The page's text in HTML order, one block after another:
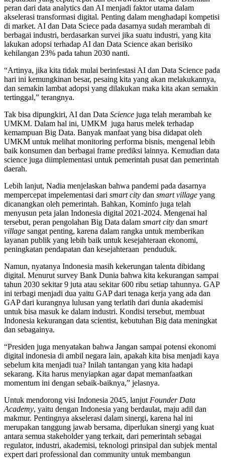
peran dari data analytics dan AI menjadi faktor utama dalam
akselerasi transformasi digital. Penting dalam menghadapi kompetisi
di market. AI dan Data Sciece pada dasarnya sudah merambah di
berbagai industri, berdasarkan survei jika suatu industri, yang kita
lakukan adopsi terhadap AI dan Data Science akan berisiko
kehilangan 23% pada tahun 2030 nanti.
“Artinya, jika kita tidak mulai berinfestasi AI dan Data Science pada
hari ini kemungkinan besar, pesaing kita yang akan melakukannya,
dan semakin lambat adopsi yang dilakukan maka kita akan semakin
tertinggal,” terangnya.
Tak bisa dipungkiri, AI dan Data Science juga telah merambah ke
UMKM. Dalam hal ini, UMKM juga harus melek terhadap
kemampuan Big Data. Banyak manfaat yang bisa didapat oleh
UMKM untuk melihat monitoring performa bisnis, mengenal lebih
baik konsumen dan berbagai frame prediksi lainnya. Kemudian data
science juga diimplementasi untuk pemerintah pusat dan pemerintah
daerah.
Lebih lanjut, Nadia menjelaskan bahwa pandemi pada dasarnya
mempercepat impelementasi dari smart city dan smart village yang
dicanangkan oleh pemerintah. Bahkan, Kominfo juga telah
menyusun peta jalan Indonesia digital 2021-2024. Mengenai hal
tersebut, peran pengolahan Big Data dalam smart city dan smart
village sangat penting, karena dalam rangka untuk memberikan
layanan publik yang lebih baik untuk kesejahteraan ekonomi,
peningkatan pendapatan dan kesejahteraan penduduk.
Namun, nyatanya Indonesia masih kekerungan talenta dibidang
digital. Menurut survey Bank Dunia bahwa kita kekurangan sampai
tahun 2030 sekitar 9 juta atau sekitar 600 ribu setiap tahunnya. GAP
ini terbagi menjadi dua yaitu GAP dari tenaga kerja yang ada dan
GAP dari kurangnya lulusan yang terlatih dari dunia akademisi
untuk bisa masuk ke dalam industri. Kondisi tersebut, membuat
Indonesia kekurangan data scientist, kebutuhan Big data meningkat
dan sebagainya.
“Presiden juga menyatakan bahwa Jangan sampai potensi ekonomi
digital indonesia di ambil negara lain, apakah kita bisa menjadi kaya
sebelum kita menjadi tua? Inilah tantangan yang kita hadapi
sekarang. Kita harus menyiapkan agar dapat memanfaatkan
momentum ini dengan sebaik-baiknya,” jelasnya.
Untuk mendorong visi Indonesia 2045, lanjut Founder Data
Academy, yaitu dengan Indonesia yang berdaulat, maju adil dan
makmur. Pentingnya akselerasi dalam sinergi, karena hal ini
merupakan tanggung jawab bersama, diperlukan sinergi yang kuat
antara semua stakeholder yang terkait, dari pemerintah sebagai
regulator, industri, akademisi, teknologi prinsipal dan subjek mental
expert dari professional dan community untuk membangun